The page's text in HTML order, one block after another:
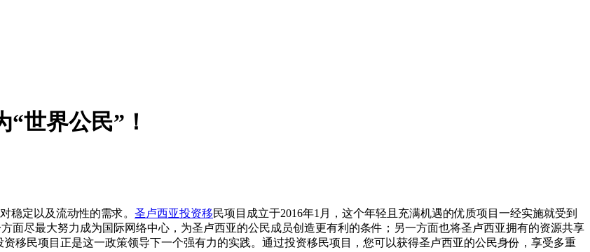
世界公民”！
稳定以及流动性的需求。 圣卢西亚投资移民项目成立于2016年1月，这个年轻且充满机遇的优质项目一经实施就受到
面尽最大努力成为国际网络中心，为圣卢西亚的公民成员创造更有利的条件；另一方面也将圣卢西亚拥有的资源共享
移民项目正是这一政策领导下一个强有力的实践。通过投资移民项目，您可以获得圣卢西亚的公民身份，享受多重